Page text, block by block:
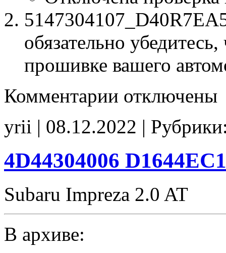
обязательно
прошивке вашего
Комментарии записи
E2
CHK(fix)
отключены
yrii | 08.12.2022 |
4D44304006
Subaru Impreza 2.0 AT
В архиве: